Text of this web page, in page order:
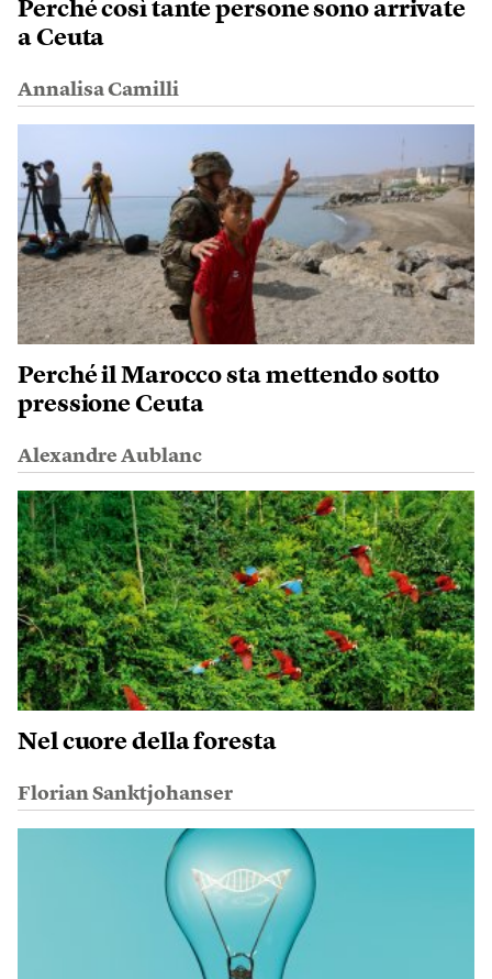
Perché così tante persone sono arrivate
a Ceuta
Annalisa Camilli
Perché il Marocco sta mettendo sotto
pressione Ceuta
Alexandre Aublanc
Nel cuore della foresta
Florian Sanktjohanser